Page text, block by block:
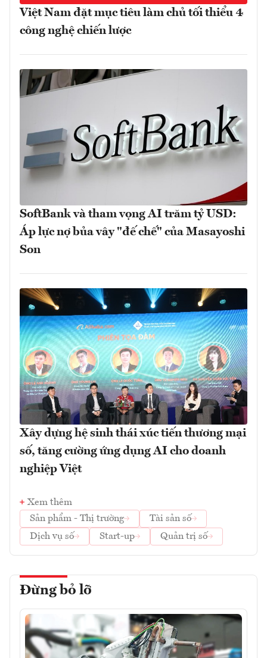
Việt Nam đặt mục tiêu làm chủ tối thiểu 4
công nghệ chiến lược
SoftBank và tham vọng AI trăm tỷ USD:
Áp lực nợ bủa vây "đế chế" của Masayoshi
Son
Xây dựng hệ sinh thái xúc tiến thương mại
số, tăng cường ứng dụng AI cho doanh
nghiệp Việt
Xem thêm
Sản phẩm - Thị trường
Tài sản số
Dịch vụ số
Start-up Quản trị số
Đừng bỏ lỡ